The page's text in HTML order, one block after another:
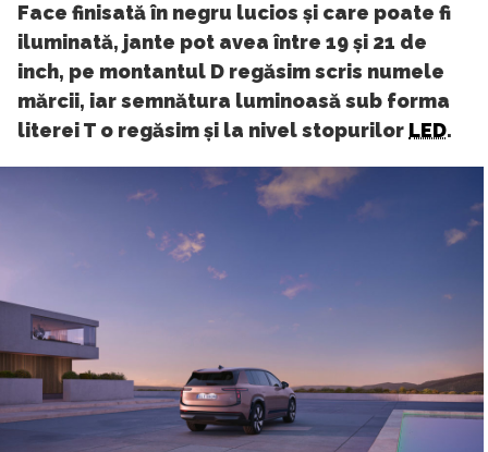
Face finisată în negru lucios și care poate fi
iluminată, jante pot avea între 19 și 21 de
inch, pe montantul D regăsim scris numele
mărcii, iar semnătura luminoasă sub forma
literei T o regăsim și la nivel stopurilor LED.